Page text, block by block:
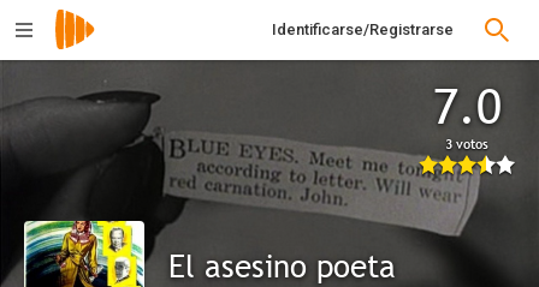
Identificarse/Registrarse
7.0
3 votos
El asesino poeta